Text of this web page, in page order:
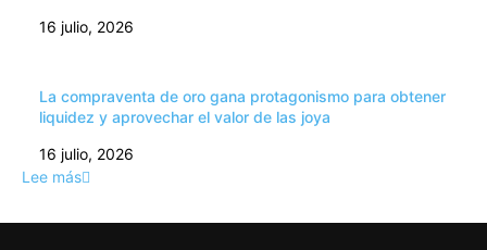
16 julio, 2026
La compraventa de oro gana protagonismo para obtener
liquidez y aprovechar el valor de las joya
16 julio, 2026
Lee más